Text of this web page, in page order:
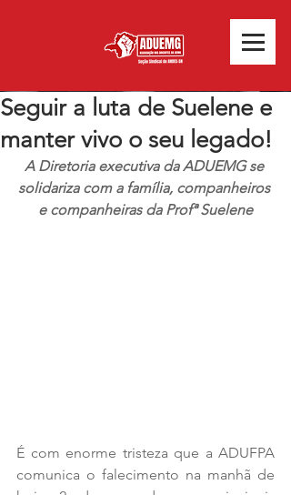
Seguir a luta de Suelene e
manter vivo o seu legado!
A Diretoria executiva da ADUEMG se
solidariza com a família, companheiros
e companheiras da Profª Suelene
É com enorme tristeza que a ADUFPA
comunica o falecimento na manhã de